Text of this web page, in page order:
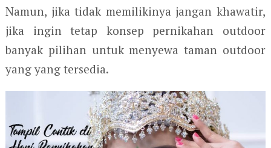
Namun, jika tidak memilikinya jangan khawatir,
jika ingin tetap konsep pernikahan outdoor
banyak pilihan untuk menyewa taman outdoor
yang yang tersedia.